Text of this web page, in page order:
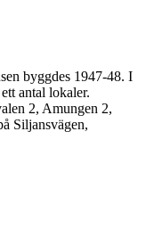
byggdes 1947-48. I
antal lokaler.
2, Amungen 2,
Siljansvägen,